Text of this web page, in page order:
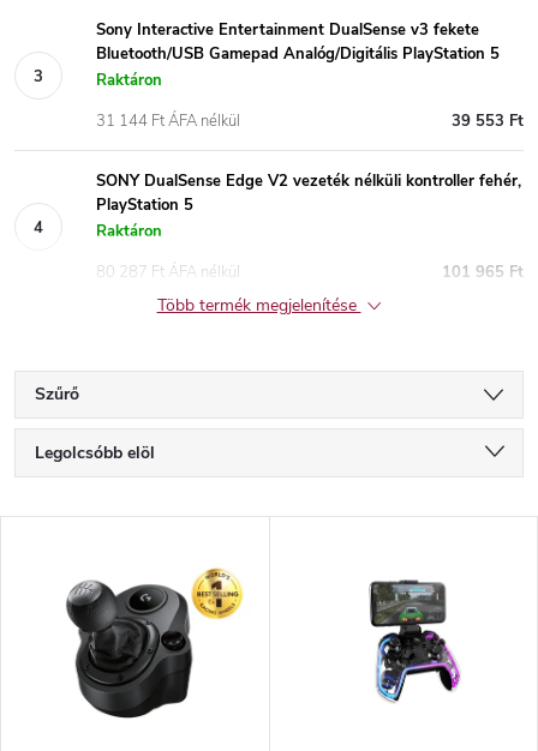
Sony Interactive Entertainment DualSense v3 fekete
Bluetooth/USB Gamepad Analóg/Digitális PlayStation 5
Raktáron
39 553 Ft
31 144 Ft ÁFA nélkül
SONY DualSense Edge V2 vezeték nélküli kontroller fehér,
PlayStation 5
Raktáron
101 965 Ft
80 287 Ft ÁFA nélkül
Több termék megjelenítése
Szűrő
T
e
Legolcsóbb elöl
ABC szerint